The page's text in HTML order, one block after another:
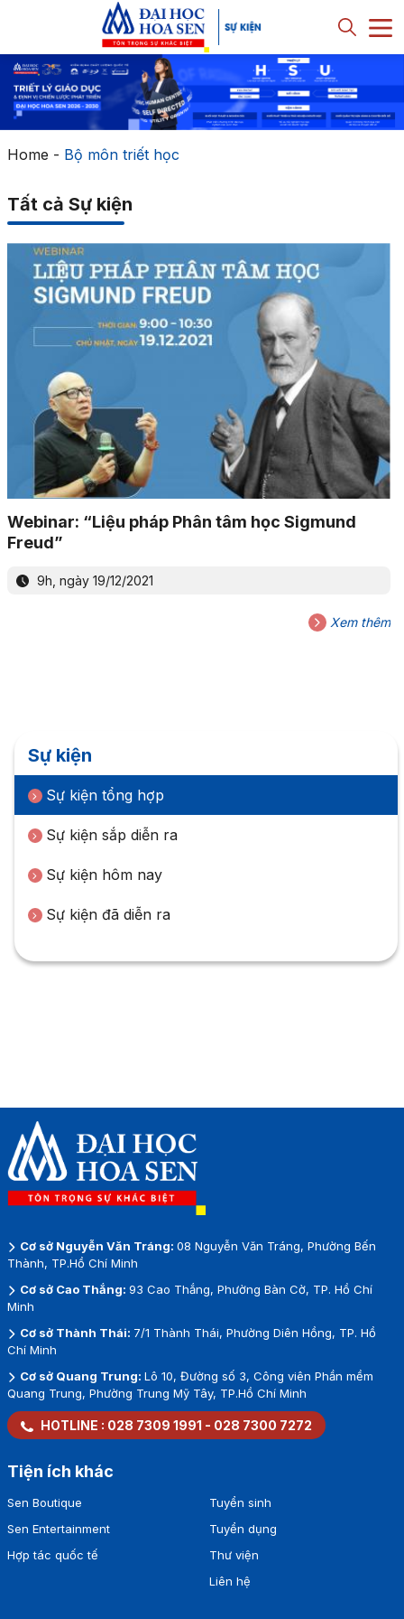
Home - Bộ môn triết học
Tất cả Sự kiện
Webinar: “Liệu pháp Phân tâm học Sigmund
Freud”
9h, ngày 19/12/2021
Xem thêm
Sự kiện
Sự kiện tổng hợp
Sự kiện sắp diễn ra
Sự kiện hôm nay
Sự kiện đã diễn ra
Cơ sở Nguyễn Văn Tráng: 08 Nguyễn Văn Tráng, Phường Bến
Thành, TP.Hồ Chí Minh
Cơ sở Cao Thắng: 93 Cao Thắng, Phường Bàn Cờ, TP. Hồ Chí
Minh
Cơ sở Thành Thái: 7/1 Thành Thái, Phường Diên Hồng, TP. Hồ
Chí Minh
Cơ sở Quang Trung: Lô 10, Đường số 3, Công viên Phần mềm
Quang Trung, Phường Trung Mỹ Tây, TP.Hồ Chí Minh
HOTLINE : 028 7309 1991 - 028 7300 7272
Tiện ích khác
Sen Boutique
Sen Entertainment
Hợp tác quốc tế
Tuyển sinh
Tuyển dụng
Thư viện
Liên hệ